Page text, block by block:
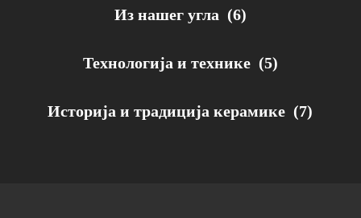
Из нашег угла (6)
Технологија и технике (5)
Историја и традиција керамике (7)